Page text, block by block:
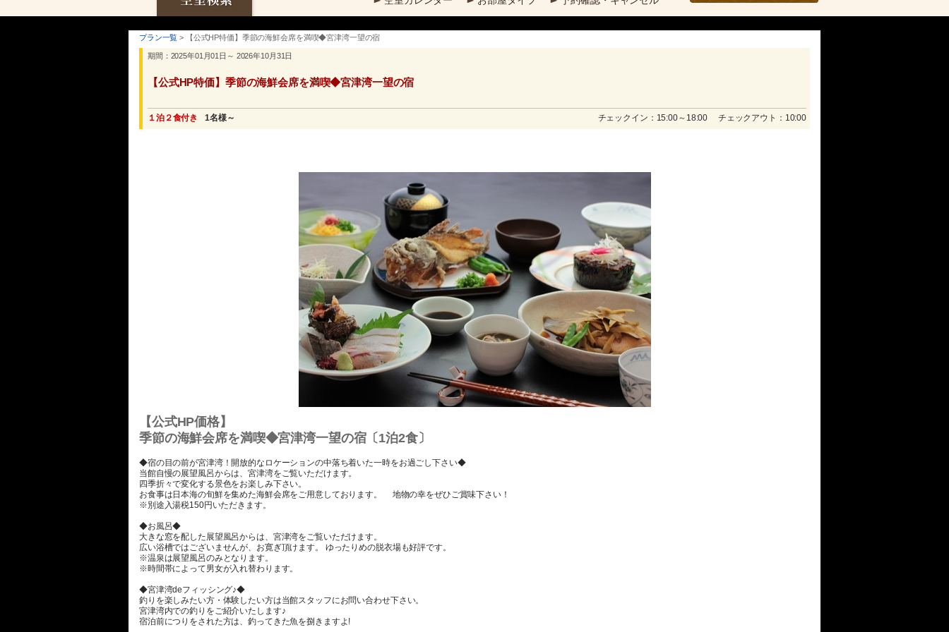
プラン一覧 > 【公式HP特価】季節の海鮮会席を満喫◆宮津湾一望の宿
期間：2025年01月01日～ 2026年10月31日
【公式HP特価】季節の海鮮会席を満喫◆宮津湾一望の宿
１泊２食付き 1名様～ チェックイン：15:00～18:00 チェックアウト：10:00
【公式HP価格】
季節の海鮮会席を満喫◆宮津湾一望の宿〔1泊2食〕
◆宿の目の前が宮津湾！開放的なロケーションの中落ち着いた一時をお過ごし下さい◆
当館自慢の展望風呂からは、宮津湾をご覧いただけます。
四季折々で変化する景色をお楽しみ下さい。
お食事は日本海の旬鮮を集めた海鮮会席をご用意しております。 地物の幸をぜひご賞味下さい！
※別途入湯税150円いただきます。
◆お風呂◆
大きな窓を配した展望風呂からは、宮津湾をご覧いただけます。
広い浴槽ではございませんが、お寛ぎ頂けます。 ゆったりめの脱衣場も好評です。
※温泉は展望風呂のみとなります。
※時間帯によって男女が入れ替わります。
◆宮津湾deフィッシング♪◆
釣りを楽しみたい方・体験したい方は当館スタッフにお問い合わせ下さい。
宮津湾内での釣りをご紹介いたします♪
宿泊前につりをされた方は、釣ってきた魚を捌きますよ!